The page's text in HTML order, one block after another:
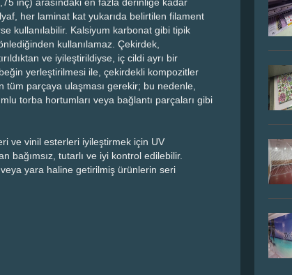
her laminat kat yukarıda belirtilen filament
kullanılabilir. Kalsiyum karbonat gibi tipik
kullanılamaz. Çekirdek,
ve iyileştirildiyse, iç cildi ayrı bir
yerleştirilmesi ile, çekirdekli kompozitler
tüm parçaya ulaşması gerekir; bu nedenle,
torba hortumları veya bağlantı parçaları gibi
ve vinil esterleri iyileştirmek için UV
bağımsız, tutarlı ve iyi kontrol edilebilir.
yara haline getirilmiş ürünlerin seri